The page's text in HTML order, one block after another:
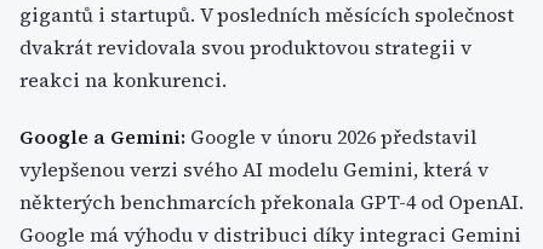
gigantů i startupů. V posledních měsících společnost
dvakrát revidovala svou produktovou strategii v
reakci na konkurenci.
Google a Gemini: Google v únoru 2026 představil
vylepšenou verzi svého AI modelu Gemini, která v
některých benchmarcích překonala GPT-4 od OpenAI.
Google má výhodu v distribuci díky integraci Gemini